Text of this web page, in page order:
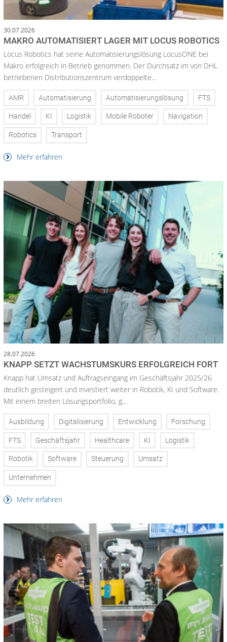
30.07.2026
MAKRO AUTOMATISIERT LAGER MIT LOCUS ROBOTICS
Locus Robotics hat seine Automatisierungslösung LocusONE bei
Makro erfolgreich in Betrieb genommen. Der Durchsatz im von DHL
betriebenen Distributionszentrum verdoppelte...
AMR Automatisierung Automatisierungslösung FTS
Handel KI Logistik Mobile Roboter Navigation
Robotics Transport
Mehr erfahren
28.07.2026
KNAPP SETZT WACHSTUMSKURS ERFOLGREICH FORT
Knapp hat Umsatz und Auftragseingang im Geschäftsjahr 2025/26
deutlich gesteigert und investiert weiter in Robotik, KI und Software.
Mit einem breiten Lösungsportfolio, g...
Ausbildung Digitalisierung Entwicklung Forschung
FTS Geschäftsjahr Healthcare KI Logistik
Robotik Software Steuerung Umsatz
Unternehmen
Mehr erfahren